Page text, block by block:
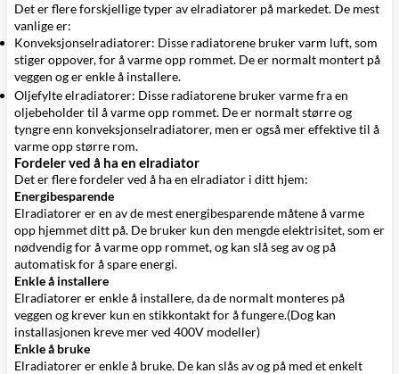
Det er flere forskjellige typer av elradiatorer på markedet. De mest
vanlige er:
Konveksjonselradiatorer: Disse radiatorene bruker varm luft, som
stiger oppover, for å varme opp rommet. De er normalt montert på
veggen og er enkle å installere.
Oljefylte elradiatorer: Disse radiatorene bruker varme fra en
oljebeholder til å varme opp rommet. De er normalt større og
tyngre enn konveksjonselradiatorer, men er også mer effektive til å
varme opp større rom.
Fordeler ved å ha en elradiator
Det er flere fordeler ved å ha en elradiator i ditt hjem:
Energibesparende
Elradiatorer er en av de mest energibesparende måtene å varme
opp hjemmet ditt på. De bruker kun den mengde elektrisitet, som er
nødvendig for å varme opp rommet, og kan slå seg av og på
automatisk for å spare energi.
Enkle å installere
Elradiatorer er enkle å installere, da de normalt monteres på
veggen og krever kun en stikkontakt for å fungere.(Dog kan
installasjonen kreve mer ved 400V modeller)
Enkle å bruke
Elradiatorer er enkle å bruke. De kan slås av og på med et enkelt